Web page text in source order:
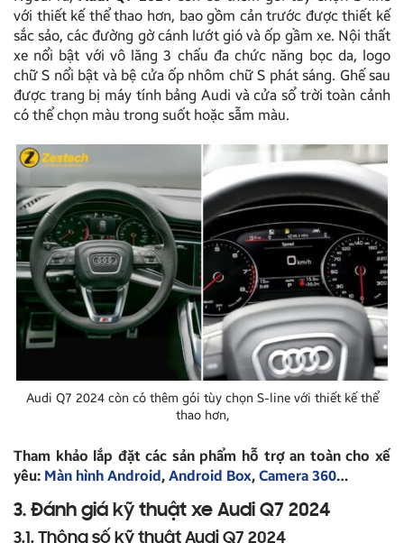
với thiết kế thể thao hơn, bao gồm cản trước được thiết kế
sắc sảo, các đường gờ cánh lướt gió và ốp gầm xe. Nội thất
xe nổi bật với vô lăng 3 chấu đa chức năng bọc da, logo
chữ S nổi bật và bệ cửa ốp nhôm chữ S phát sáng. Ghế sau
được trang bị máy tính bảng Audi và cửa sổ trời toàn cảnh
có thể chọn màu trong suốt hoặc sẫm màu.
Audi Q7 2024 còn có thêm gói tùy chọn S-line với thiết kế thể
thao hơn,
Tham khảo lắp đặt các sản phẩm hỗ trợ an toàn cho xế
yêu: Màn hình Android, Android Box, Camera 360…
3. Đánh giá kỹ thuật xe Audi Q7 2024
3.1. Thông số kỹ thuật Audi Q7 2024